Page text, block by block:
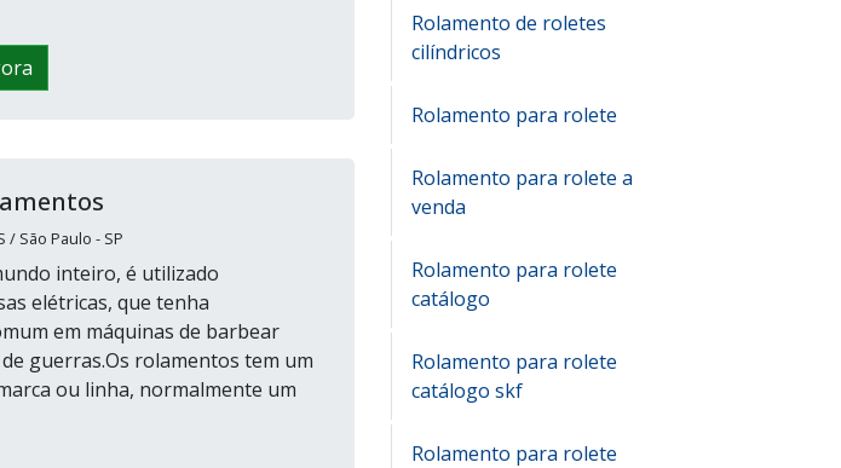
/ São Paulo - SP
inteiro, é utilizado
elétricas, que tenha
em máquinas de barbear
guerras.Os rolamentos tem um
ou linha, normalmente um
Rolamento de roletes
cilíndricos
Rolamento para rolete
Rolamento para rolete a
venda
Rolamento para rolete
catálogo
Rolamento para rolete
catálogo skf
Rolamento para rolete